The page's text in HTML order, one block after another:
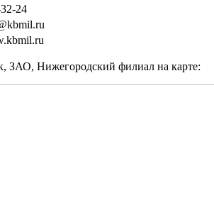
24
ЗАО, Нижегородский филиал на карте: